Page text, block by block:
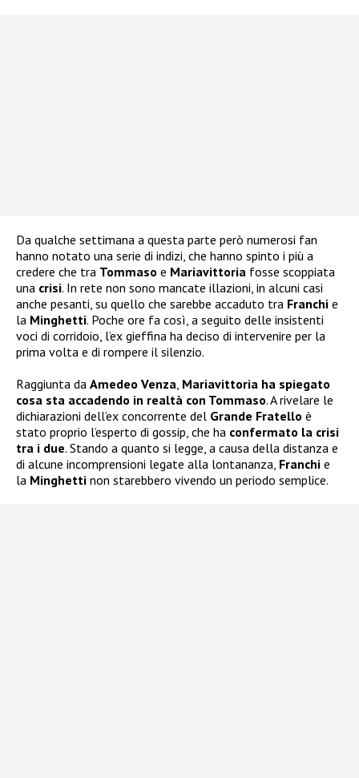
Da qualche settimana a questa parte però numerosi fan
hanno notato una serie di indizi, che hanno spinto i più a
credere che tra Tommaso e Mariavittoria fosse scoppiata
una crisi. In rete non sono mancate illazioni, in alcuni casi
anche pesanti, su quello che sarebbe accaduto tra Franchi e
la Minghetti. Poche ore fa così, a seguito delle insistenti
voci di corridoio, l’ex gieffina ha deciso di intervenire per la
prima volta e di rompere il silenzio.
Raggiunta da Amedeo Venza Mariavittoria ha spiegato
cosa sta accadendo in realtà con Tommaso. A rivelare le
dichiarazioni dell’ex concorrente del Grande Fratello è
stato proprio l’esperto di gossip, che ha confermato la crisi
tra i due. Stando a quanto si legge, a causa della distanza e
di alcune incomprensioni legate alla lontananza, Franchi e
la Minghetti non starebbero vivendo un periodo semplice.